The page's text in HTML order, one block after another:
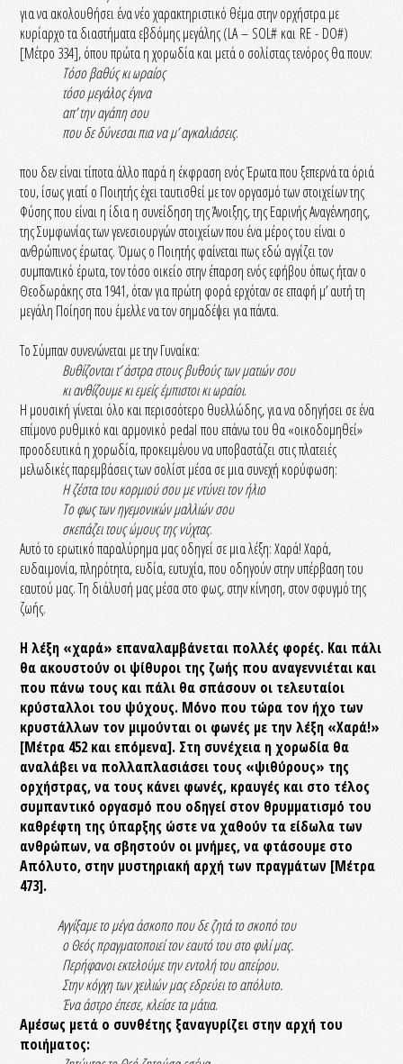
για να ακολουθήσει ένα νέο χαρακτηριστικό θέμα στην ορχήστρα με
κυρίαρχο τα διαστήματα εβδόμης μεγάλης (LA – SOL# και RE - DO#)
[Μέτρο 334], όπου πρώτα η χορωδία και μετά ο σολίστας τενόρος θα πουν:
Τόσο βαθύς κι ωραίος
τόσο μεγάλος έγινα
απ’ την αγάπη σου
που δε δύνεσαι πια να μ’ αγκαλιάσεις.
που δεν είναι τίποτα άλλο παρά η έκφραση ενός Έρωτα που ξεπερνά τα όριά
του, ίσως γιατί ο Ποιητής έχει ταυτισθεί με τον οργασμό των στοιχείων της
Φύσης που είναι η ίδια η συνείδηση της Άνοιξης, της Εαρινής Αναγέννησης,
της Συμφωνίας των γενεσιουργών στοιχείων που ένα μέρος του είναι ο
ανθρώπινος έρωτας. Όμως ο Ποιητής φαίνεται πως εδώ αγγίζει τον
συμπαντικό έρωτα, τον τόσο οικείο στην έπαρση ενός εφήβου όπως ήταν ο
Θεοδωράκης στα 1941, όταν για πρώτη φορά ερχόταν σε επαφή μ’ αυτή τη
μεγάλη Ποίηση που έμελλε να τον σημαδέψει για πάντα.
Το Σύμπαν συνενώνεται με την Γυναίκα:
Βυθίζονται τ’ άστρα στους βυθούς των ματιών σου
κι ανθίζουμε κι εμείς έμπιστοι κι ωραίοι.
Η μουσική γίνεται όλο και περισσότερο θυελλώδης, για να οδηγήσει σε ένα
επίμονο ρυθμικό και αρμονικό pedal που επάνω του θα «οικοδομηθεί»
προοδευτικά η χορωδία, προκειμένου να υποβαστάζει στις πλατειές
μελωδικές παρεμβάσεις των σολίστ μέσα σε μια συνεχή κορύφωση:
Η ζέστα του κορμιού σου με ντύνει τον ήλιο
Το φως των ηγεμονικών μαλλιών σου
σκεπάζει τους ώμους της νύχτας.
Αυτό το ερωτικό παραλύρημα μας οδηγεί σε μια λέξη: Χαρά! Χαρά,
ευδαιμονία, πληρότητα, ευδία, ευτυχία, που οδηγούν στην υπέρβαση του
εαυτού μας. Τη διάλυσή μας μέσα στο φως, στην κίνηση, στον σφυγμό της
ζωής.
Η λέξη «χαρά» επαναλαμβάνεται πολλές φορές. Και πάλι
θα ακουστούν οι ψίθυροι της ζωής που αναγεννιέται και
που πάνω τους και πάλι θα σπάσουν οι τελευταίοι
κρύσταλλοι του ψύχους. Μόνο που τώρα τον ήχο των
κρυστάλλων τον μιμούνται οι φωνές με την λέξη «Χαρά!»
[Μέτρα 452 και επόμενα]. Στη συνέχεια η χορωδία θα
αναλάβει να πολλαπλασιάσει τους «ψιθύρους» της
ορχήστρας, να τους κάνει φωνές, κραυγές και στο τέλος
συμπαντικό οργασμό που οδηγεί στον θρυμματισμό του
καθρέφτη της ύπαρξης ώστε να χαθούν τα είδωλα των
ανθρώπων, να σβηστούν οι μνήμες, να φτάσουμε στο
Απόλυτο, στην μυστηριακή αρχή των πραγμάτων [Μέτρα
473].
Αγγίξαμε το μέγα άσκοπο που δε ζητά το σκοπό του
ο Θεός πραγματοποιεί τον εαυτό του στο φιλί μας.
Περήφανοι εκτελούμε την εντολή του απείρου.
Στην κόγχη των χειλιών μας εδρεύει το απόλυτο.
Ένα άστρο έπεσε, κλείσε τα μάτια.
Αμέσως μετά ο συνθέτης ξαναγυρίζει στην αρχή του
ποιήματος: